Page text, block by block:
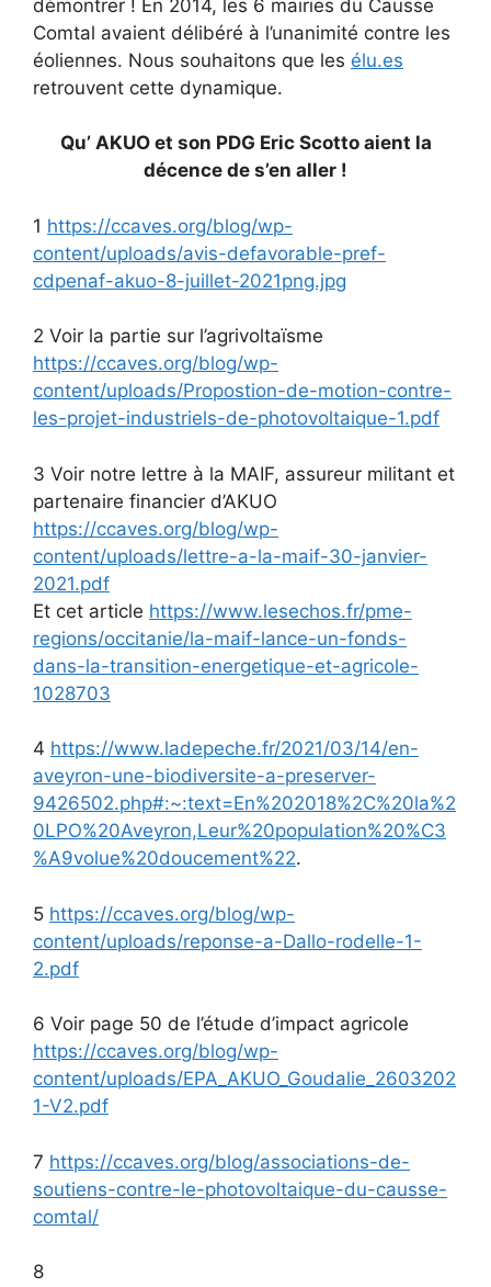
démontrer ! En 2014, les 6 mairies du Causse
Comtal avaient délibéré à l’unanimité contre les
éoliennes. Nous souhaitons que les élu.es
retrouvent cette dynamique.
Qu’ AKUO et son PDG Eric Scotto aient la
décence de s’en aller !
1 https://ccaves.org/blog/wp-
content/uploads/avis-defavorable-pref-
cdpenaf-akuo-8-juillet-2021png.jpg
2 Voir la partie sur l’agrivoltaïsme
https://ccaves.org/blog/wp-
content/uploads/Propostion-de-motion-contre-
les-projet-industriels-de-photovoltaique-1.pdf
3 Voir notre lettre à la MAIF, assureur militant et
partenaire financier d’AKUO
https://ccaves.org/blog/wp-
content/uploads/lettre-a-la-maif-30-janvier-
2021.pdf
Et cet article https://www.lesechos.fr/pme-
regions/occitanie/la-maif-lance-un-fonds-
dans-la-transition-energetique-et-agricole-
1028703
4 https://www.ladepeche.fr/2021/03/14/en-
aveyron-une-biodiversite-a-preserver-
9426502.php#:~:text=En%202018%2C%20la%2
0LPO%20Aveyron,Leur%20population%20%C3
%A9volue%20doucement%22.
5 https://ccaves.org/blog/wp-
content/uploads/reponse-a-Dallo-rodelle-1-
2.pdf
6 Voir page 50 de l’étude d’impact agricole
https://ccaves.org/blog/wp-
content/uploads/EPA_AKUO_Goudalie_2603202
1-V2.pdf
7 https://ccaves.org/blog/associations-de-
soutiens-contre-le-photovoltaique-du-causse-
comtal/
8